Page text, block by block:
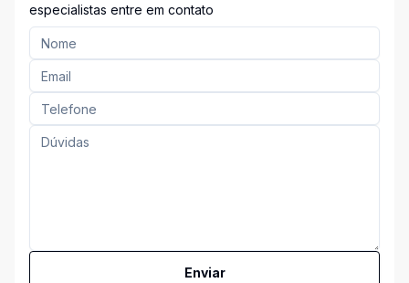
especialistas entre em contato
Enviar